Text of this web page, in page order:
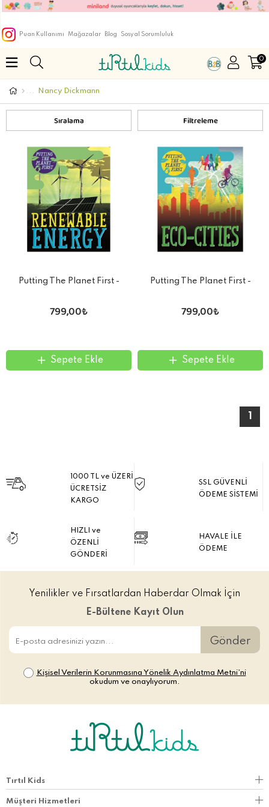
Puan Kullanımı Mağazalar Blog Sosyal Sorumluluk
0
Nancy Dickmann
Filtreleme
Sıralama
Putting The Planet First -
799,00₺
Sepete Ekle
Putting The Planet First -
799,00₺
Sepete Ekle
1000 TL ve ÜZERİ
ÜCRETSİZ
KARGO
SSL GÜVENLİ
ÖDEME SİSTEMİ
HIZLI ve
ÖZENLİ
GÖNDERİ
HAVALE İLE
ÖDEME
Yenilikler ve Fırsatlardan Haberdar Olmak İçin
E-Bültene Kayıt Olun
Gönder
Kişisel Verilerin Korunmasına Yönelik Aydınlatma Metni’ni
okudum ve onaylıyorum.
Tırtıl Kids
Müşteri Hizmetleri